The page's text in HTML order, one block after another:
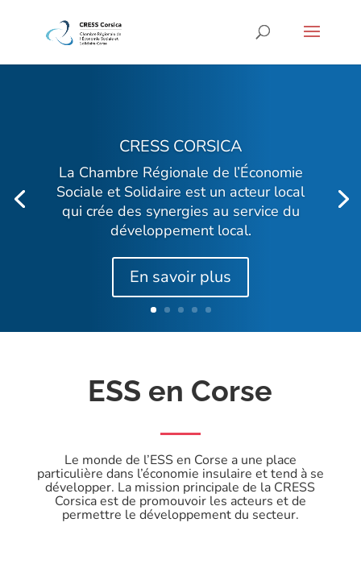
CRESS CORSICA
La Chambre Régionale de l’Économie
Sociale et Solidaire est un acteur local
qui crée des synergies au service du
développement local.
En savoir plus
ESS en Corse
Le monde de l’ESS en Corse a une place
particulière dans l’économie insulaire et tend à se
développer. La mission principale de la CRESS
Corsica est de promouvoir les acteurs et de
permettre le développement du secteur.